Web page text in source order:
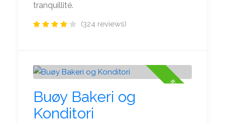
tranquillité.
(324 reviews)
#3
Buøy Bakeri og
Konditori